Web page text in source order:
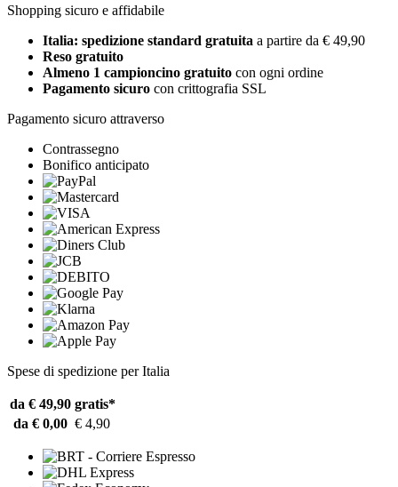
Shopping sicuro e affidabile
Italia: spedizione standard gratuita a partire da € 49,90
Reso gratuito
Almeno 1 campioncino gratuito con ogni ordine
Pagamento sicuro con crittografia SSL
Pagamento sicuro attraverso
Contrassegno
Bonifico anticipato
Spese di spedizione per Italia
da € 49,90 gratis*
da € 0,00 € 4,90